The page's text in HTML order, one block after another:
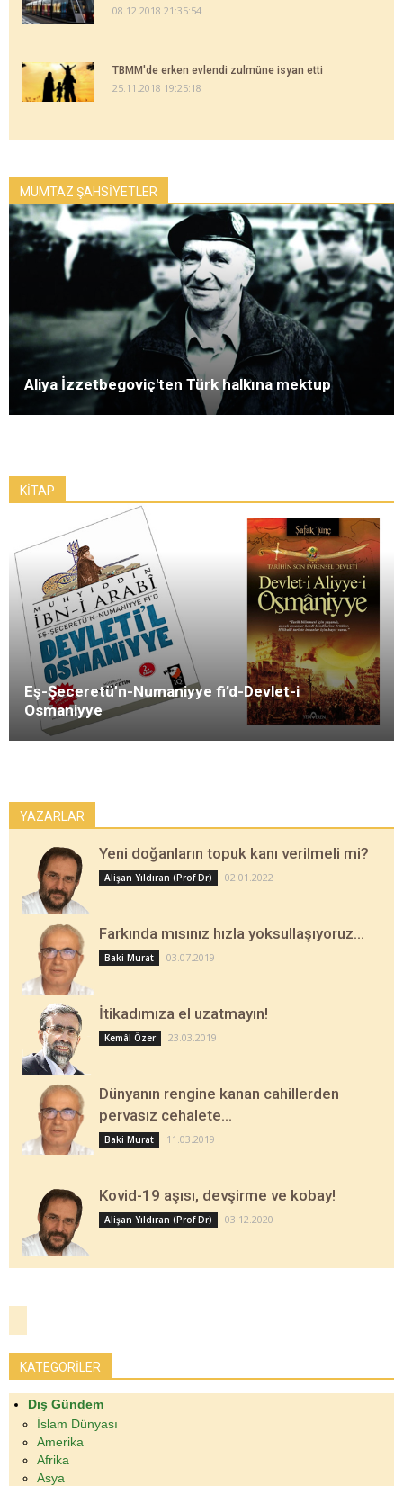
08.12.2018 21:35:54
TBMM'de erken evlendi zulmüne isyan etti
25.11.2018 19:25:18
MÜMTAZ ŞAHSİYETLER
Aliya İzzetbegoviç'ten Türk halkına mektup
KİTAP
Eş-Şeceretü’n-Numaniyye fi’d-Devlet-i
Osmaniyye
YAZARLAR
Yeni doğanların topuk kanı verilmeli mi?
Alişan Yıldıran (Prof Dr) 02.01.2022
Farkında mısınız hızla yoksullaşıyoruz…
Baki Murat 03.07.2019
İtikadımıza el uzatmayın!
Kemâl Özer 23.03.2019
Dünyanın rengine kanan cahillerden
pervasız cehalete…
Baki Murat 11.03.2019
Kovid-19 aşısı, devşirme ve kobay!
Alişan Yıldıran (Prof Dr) 03.12.2020
KATEGORİLER
Dış Gündem
İslam Dünyası
Amerika
Afrika
Asya